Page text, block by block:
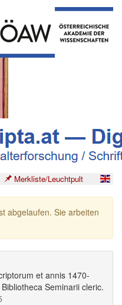
Merkliste/Leuchtpult
abgelaufen. Sie arbeiten
et annis 1470-
Seminarii cleric.